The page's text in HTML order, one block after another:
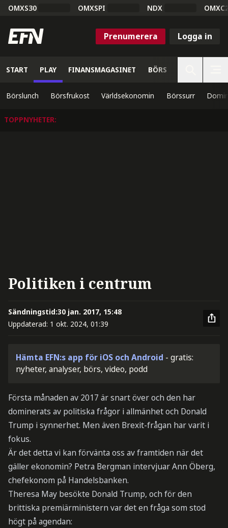
OMXS30 OMXSPI NDX
Prenumerera Logga in
START PLAY FINANSMAGASINET BÖRS
Börslunch Börsfrukost Världsekonomin Börssurr
TOPPNYHETER:
Politiken i centrum
Sändningstid:30 jan. 2017, 15:48
Uppdaterad: 1 okt. 2024, 01:39
Hämta EFN:s app för iOS och Android - gratis:
nyheter, analyser, börs, video, podd
Första månaden av 2017 är snart över och den har
dominerats av politiska frågor i allmänhet och Donald
Trump i synnerhet. Men även Brexit-frågan har varit i
fokus.
Är det detta vi kan förvänta oss av framtiden när det
gäller ekonomin? Petra Bergman intervjuar Ann Öberg,
chefekonom på Handelsbanken.
Theresa May besökte Donald Trump, och för den
brittiska premiärministern var det en fråga som stod
högt på agendan: